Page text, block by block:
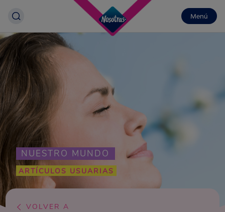
Menú
NUESTRO MUNDO
ARTÍCULOS USUARIAS
VOLVER A